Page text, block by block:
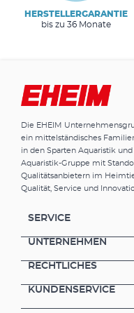
HERSTELLERGARANTIE
bis zu 36 Monate
Die EHEIM
ein mittelständisches
in den Sparten Aquaristik
Aquaristik-Gruppe mit
Qualitätsanbietern im
Qualität, Service und
SERVICE
UNTERNEHMEN
RECHTLICHES
KUNDENSERVICE